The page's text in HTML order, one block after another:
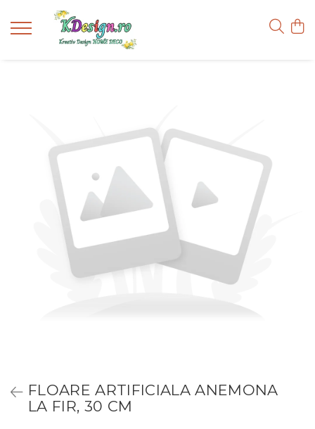
FLOARE ARTIFICIALA ANEMONA
LA FIR, 30 CM